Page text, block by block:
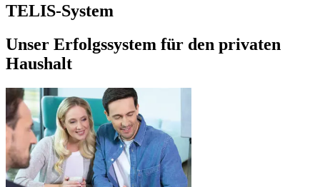
TELIS-System
Unser Erfolgssystem für den privaten
Haushalt